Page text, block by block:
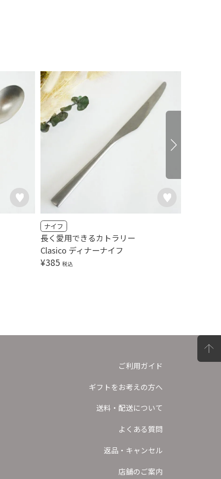
Clasico ディナーナイフ
ナイフ
¥385 税込
長く愛用できるカトラリー
ご利用ガイド
ギフトをお考えの方へ
送料・配送について
よくある質問
返品・キャンセル
店舗のご案内